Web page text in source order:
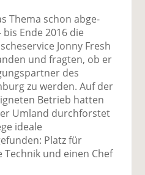
Thema schon abge­
Ende 2016 die
Jonny Fresh
und fragten, ob er
des
zu werden. Auf der
Betrieb hatten
Umland durchforstet
ideale
Platz für
und einen Chef